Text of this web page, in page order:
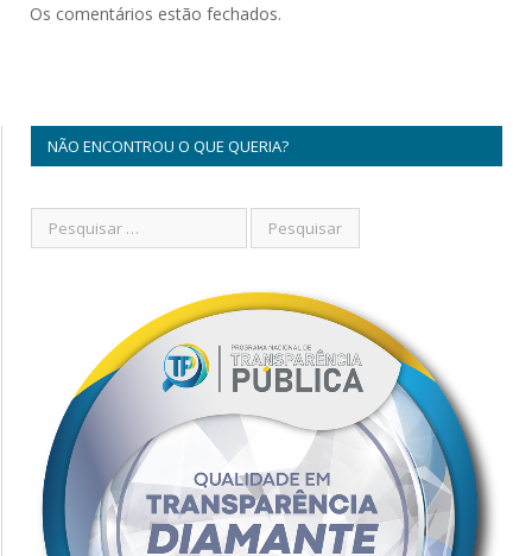
Os comentários estão fechados.
NÃO ENCONTROU O QUE QUERIA?